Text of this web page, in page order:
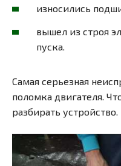
износились
вышел из строя
пуска.
Самая серьезная
поломка двигателя.
разбирать устройство.